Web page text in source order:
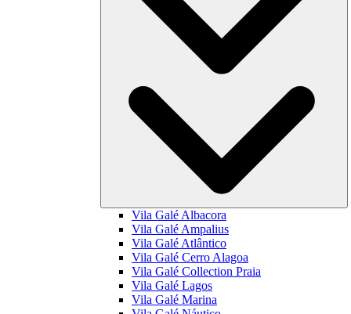
Vila Galé Albacora
Vila Galé Ampalius
Vila Galé Atlântico
Vila Galé Cerro Alagoa
Vila Galé Collection Praia
Vila Galé Lagos
Vila Galé Marina